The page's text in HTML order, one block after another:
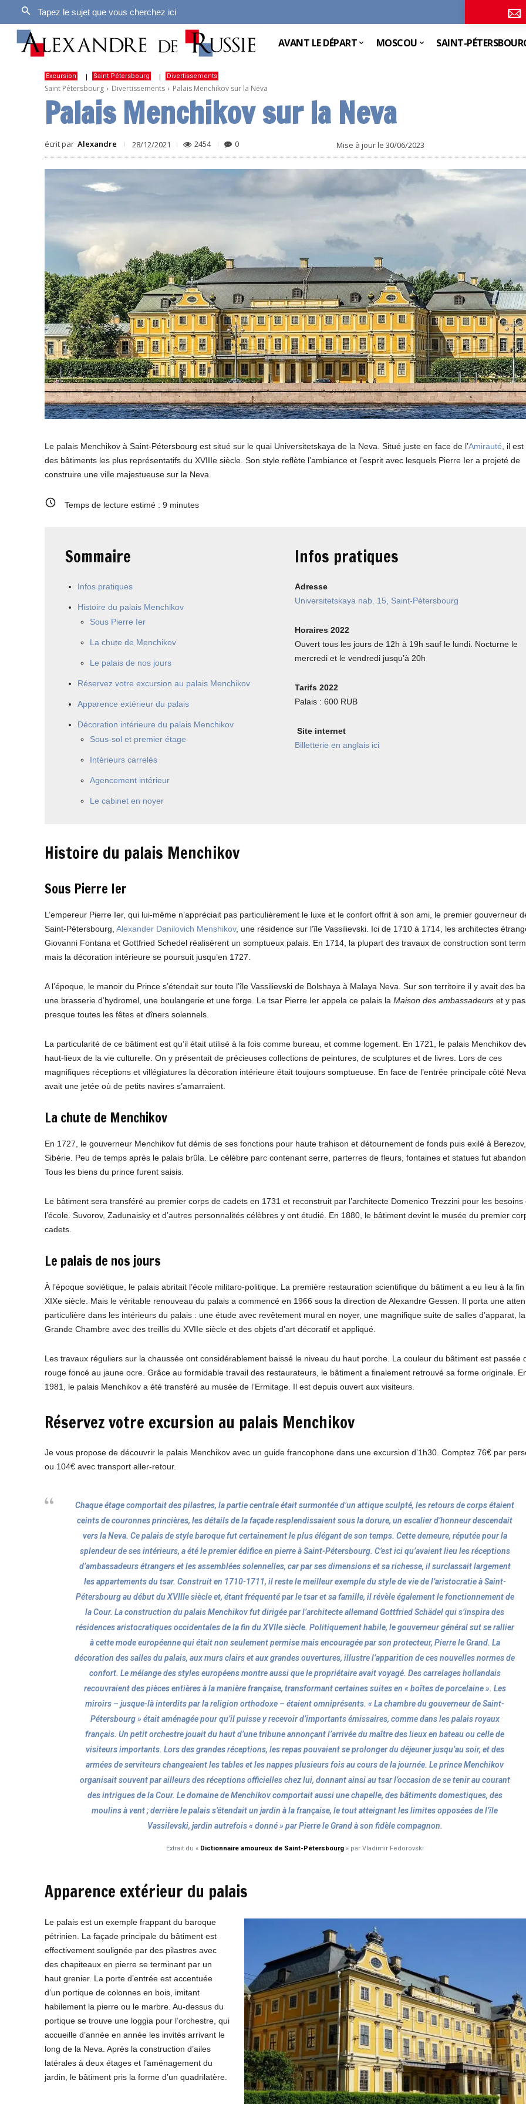
Tapez le sujet que vous cherchez ici
AVANT LE DÉPART MOSCOU SAINT-
Excursion Saint Pétersbourg Divertissements
Saint Pétersbourg Divertissements Palais Menchikov sur la Neva
Palais Menchikov sur la Neva
écrit par Alexandre 28/12/2021 2454 0 Mise à jour le 30/06/2023
Le palais Menchikov à Saint-Pétersbourg est situé sur le quai Universitetskaya de la Neva. Situé juste en face de l’Amirauté, il est
des bâtiments les plus représentatifs du XVIIIe siècle. Son style reflète l’ambiance et l’esprit avec lesquels Pierre Ier a projeté de
construire une ville majestueuse sur la Neva.
Temps de lecture estimé : 9 minutes
Sommaire
Infos pratiques
Histoire du palais Menchikov
Sous Pierre Ier
La chute de Menchikov
Le palais de nos jours
Réservez votre excursion au palais Menchikov
Apparence extérieur du palais
Décoration intérieure du palais Menchikov
Sous-sol et premier étage
Intérieurs carrelés
Agencement intérieur
Le cabinet en noyer
Infos pratiques
Adresse
Universitetskaya nab. 15, Saint-Pétersbourg
Horaires 2022
Ouvert tous les jours de 12h à 19h sauf le lundi. Nocturne le
mercredi et le vendredi jusqu’à 20h
Tarifs 2022
Palais : 600 RUB
Site internet
Billetterie en anglais ici
Histoire du palais Menchikov
Sous Pierre Ier
L’empereur Pierre Ier, qui lui-même n’appréciait pas particulièrement le luxe et le confort offrit à son ami, le premier gouverneur
Saint-Pétersbourg, Alexander Danilovich Menshikov, une résidence sur l’île Vassilievski. Ici de 1710 à 1714, les architectes
Giovanni Fontana et Gottfried Schedel réalisèrent un somptueux palais. En 1714, la plupart des travaux de construction sont
mais la décoration intérieure se poursuit jusqu’en 1727.
A l’époque, le manoir du Prince s’étendait sur toute l’île Vassilievski de Bolshaya à Malaya Neva. Sur son territoire il y avait des
une brasserie d’hydromel, une boulangerie et une forge. Le tsar Pierre Ier appela ce palais la Maison des ambassadeurs et y
presque toutes les fêtes et dîners solennels.
La particularité de ce bâtiment est qu’il était utilisé à la fois comme bureau, et comme logement. En 1721, le palais Menchikov
haut-lieux de la vie culturelle. On y présentait de précieuses collections de peintures, de sculptures et de livres. Lors de ces
magnifiques réceptions et villégiatures la décoration intérieure était toujours somptueuse. En face de l’entrée principale côté
avait une jetée où de petits navires s’amarraient.
La chute de Menchikov
En 1727, le gouverneur Menchikov fut démis de ses fonctions pour haute trahison et détournement de fonds puis exilé à
Sibérie. Peu de temps après le palais brûla. Le célèbre parc contenant serre, parterres de fleurs, fontaines et statues fut
Tous les biens du prince furent saisis.
Le bâtiment sera transféré au premier corps de cadets en 1731 et reconstruit par l’architecte Domenico Trezzini pour les besoins
l’école. Suvorov, Zadunaisky et d’autres personnalités célèbres y ont étudié. En 1880, le bâtiment devint le musée du premier
cadets.
Le palais de nos jours
À l’époque soviétique, le palais abritait l’école militaro-politique. La première restauration scientifique du bâtiment a eu lieu à la fin
XIXe siècle. Mais le véritable renouveau du palais a commencé en 1966 sous la direction de Alexandre Gessen. Il porta une
particulière dans les intérieurs du palais : une étude avec revêtement mural en noyer, une magnifique suite de salles d’apparat, la
Grande Chambre avec des treillis du XVIIe siècle et des objets d’art décoratif et appliqué.
Les travaux réguliers sur la chaussée ont considérablement baissé le niveau du haut porche. La couleur du bâtiment est passée
rouge foncé au jaune ocre. Grâce au formidable travail des restaurateurs, le bâtiment a finalement retrouvé sa forme originale.
1981, le palais Menchikov a été transféré au musée de l’Ermitage. Il est depuis ouvert aux visiteurs.
Réservez votre excursion au palais Menchikov
Je vous propose de découvrir le palais Menchikov avec un guide francophone dans une excursion d’1h30. Comptez 76€ par
ou 104€ avec transport aller-retour.
Chaque étage comportait des pilastres, la partie centrale était surmontée d’un attique sculpté, les retours de corps étaient
ceints de couronnes princières, les détails de la façade resplendissaient sous la dorure, un escalier d’honneur descendait
vers la Neva. Ce palais de style baroque fut certainement le plus élégant de son temps. Cette demeure, réputée pour la
splendeur de ses intérieurs, a été le premier édifice en pierre à Saint-Pétersbourg. C’est ici qu’avaient lieu les réceptions
d’ambassadeurs étrangers et les assemblées solennelles, car par ses dimensions et sa richesse, il surclassait largement
les appartements du tsar. Construit en 1710-1711, il reste le meilleur exemple du style de vie de l’aristocratie à Saint-
Pétersbourg au début du XVIIIe siècle et, étant fréquenté par le tsar et sa famille, il révèle également le fonctionnement de
la Cour. La construction du palais Menchikov fut dirigée par l’architecte allemand Gottfried Schädel qui s’inspira des
résidences aristocratiques occidentales de la fin du XVIIe siècle. Politiquement habile, le gouverneur général sut se rallier
à cette mode européenne qui était non seulement permise mais encouragée par son protecteur, Pierre le Grand. La
décoration des salles du palais, aux murs clairs et aux grandes ouvertures, illustre l’apparition de ces nouvelles normes de
confort. Le mélange des styles européens montre aussi que le propriétaire avait voyagé. Des carrelages hollandais
recouvraient des pièces entières à la manière française, transformant certaines suites en « boîtes de porcelaine ». Les
miroirs – jusque-là interdits par la religion orthodoxe – étaient omniprésents. « La chambre du gouverneur de Saint-
Pétersbourg » était aménagée pour qu’il puisse y recevoir d’importants émissaires, comme dans les palais royaux
français. Un petit orchestre jouait du haut d’une tribune annonçant l’arrivée du maître des lieux en bateau ou celle de
visiteurs importants. Lors des grandes réceptions, les repas pouvaient se prolonger du déjeuner jusqu’au soir, et des
armées de serviteurs changeaient les tables et les nappes plusieurs fois au cours de la journée. Le prince Menchikov
organisait souvent par ailleurs des réceptions officielles chez lui, donnant ainsi au tsar l’occasion de se tenir au courant
des intrigues de la Cour. Le domaine de Menchikov comportait aussi une chapelle, des bâtiments domestiques, des
moulins à vent ; derrière le palais s’étendait un jardin à la française, le tout atteignant les limites opposées de l’île
Vassilevski, jardin autrefois « donné » par Pierre le Grand à son fidèle compagnon.
Extrait du « Dictionnaire amoureux de Saint-Pétersbourg» par Vladimir Fedorovski
Apparence extérieur du palais
Le palais est un exemple frappant du baroque
pétrinien. La façade principale du bâtiment est
effectivement soulignée par des pilastres avec
des chapiteaux en pierre se terminant par un
haut grenier. La porte d’entrée est accentuée
d’un portique de colonnes en bois, imitant
habilement la pierre ou le marbre. Au-dessus du
portique se trouve une loggia pour l’orchestre, qui
accueille d’année en année les invités arrivant le
long de la Neva. Après la construction d’ailes
latérales à deux étages et l’aménagement du
jardin, le bâtiment pris la forme d’un quadrilatère.